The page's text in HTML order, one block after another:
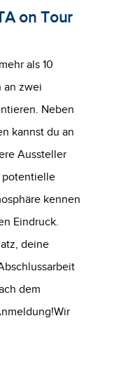
on Tour
als 10
an zwei
Neben
kannst du an
Aussteller
potentielle
kennen
Eindruck.
deine
dem